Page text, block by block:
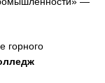
горного